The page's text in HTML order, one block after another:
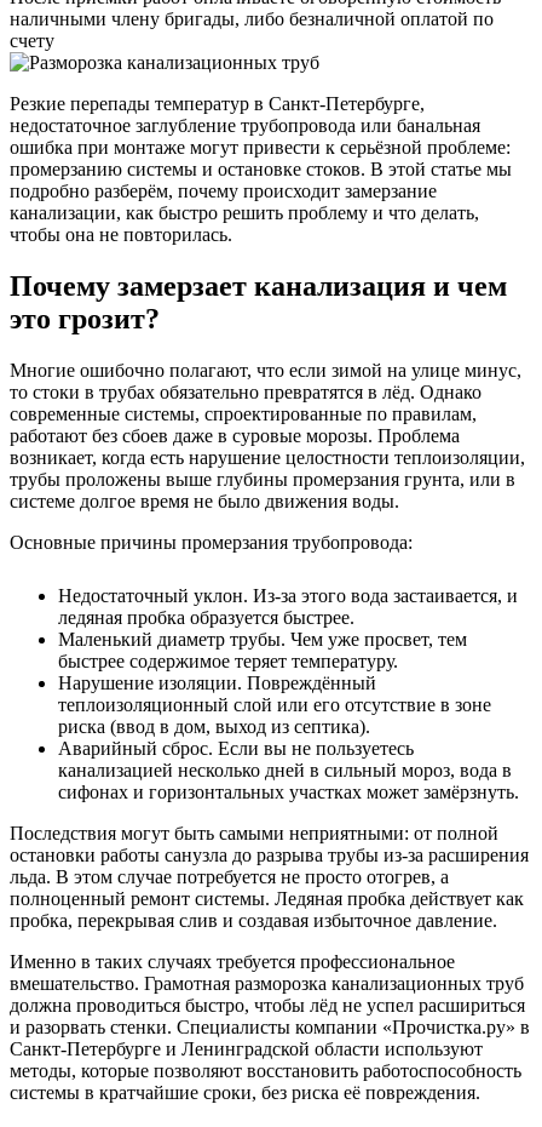
наличными члену бригады, либо безналичной оплатой по
счету
Резкие перепады температур в Санкт-Петербурге,
недостаточное заглубление трубопровода или банальная
ошибка при монтаже могут привести к серьёзной проблеме:
промерзанию системы и остановке стоков. В этой статье мы
подробно разберём, почему происходит замерзание
канализации, как быстро решить проблему и что делать,
чтобы она не повторилась.
Почему замерзает канализация и чем
это грозит?
Многие ошибочно полагают, что если зимой на улице минус,
то стоки в трубах обязательно превратятся в лёд. Однако
современные системы, спроектированные по правилам,
работают без сбоев даже в суровые морозы. Проблема
возникает, когда есть нарушение целостности теплоизоляции,
трубы проложены выше глубины промерзания грунта, или в
системе долгое время не было движения воды.
Основные причины промерзания трубопровода:
Недостаточный уклон. Из-за этого вода застаивается, и
ледяная пробка образуется быстрее.
Маленький диаметр трубы. Чем уже просвет, тем
быстрее содержимое теряет температуру.
Нарушение изоляции. Повреждённый
теплоизоляционный слой или его отсутствие в зоне
риска (ввод в дом, выход из септика).
Аварийный сброс. Если вы не пользуетесь
канализацией несколько дней в сильный мороз, вода в
сифонах и горизонтальных участках может замёрзнуть.
Последствия могут быть самыми неприятными: от полной
остановки работы санузла до разрыва трубы из-за расширения
льда. В этом случае потребуется не просто отогрев, а
полноценный ремонт системы. Ледяная пробка действует как
пробка, перекрывая слив и создавая избыточное давление.
Именно в таких случаях требуется профессиональное
вмешательство. Грамотная разморозка канализационных труб
должна проводиться быстро, чтобы лёд не успел расшириться
и разорвать стенки. Специалисты компании «Прочистка.ру» в
Санкт-Петербурге и Ленинградской области используют
методы, которые позволяют восстановить работоспособность
системы в кратчайшие сроки, без риска её повреждения.